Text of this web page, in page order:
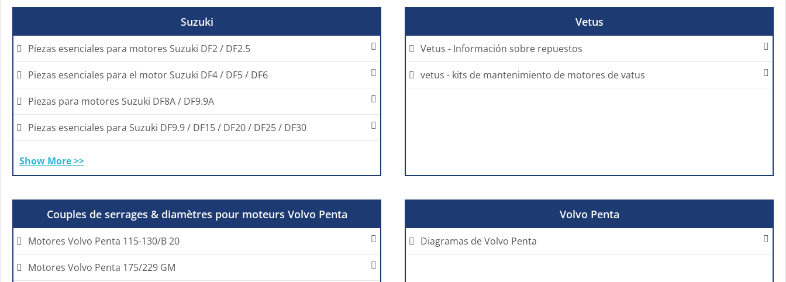
Suzuki
Piezas esenciales para motores Suzuki DF2 / DF2.5
Piezas esenciales para el motor Suzuki DF4 / DF5 / DF6
Piezas para motores Suzuki DF8A / DF9.9A
Piezas esenciales para Suzuki DF9.9 / DF15 / DF20 / DF25 / DF30
Show More >>
Vetus
Vetus - Información sobre repuestos
vetus - kits de mantenimiento de motores de vatus
Couples de serrages & diamètres pour moteurs Volvo Penta
Motores Volvo Penta 115-130/B 20
Motores Volvo Penta 175/229 GM
Volvo Penta
Diagramas de Volvo Penta